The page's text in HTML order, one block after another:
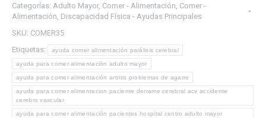
cama
discapacidad
adulto
mayor
Parkinson
demencia
pacientes
temblores
Categorías: Adulto Mayor, Comer - Alimentación Comer -
Alimentación Discapacidad Física - Ayudas Principales
SKU: COMER35
Etiquetas:
ayuda comer alimentación parálisis cerebral
ayuda para comer alimentación adulto mayor
ayuda para comer alimentación artritis problemas de agarre
ayuda para comer alimentacion paciente derrame cerebral acv accidente
cerebro vascular
ayuda para comer alimentación pacientes hospital centro adulto mayor